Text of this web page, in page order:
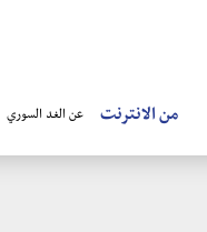
من الانترنت عن الغد السوري